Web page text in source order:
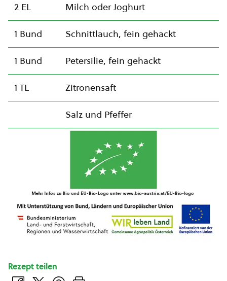
2 EL Milch oder Joghurt
1 Bund Schnittlauch, fein gehackt
1 Bund Petersilie, fein gehackt
1 TL Zitronensaft
Salz und Pfeffer
Rezept teilen